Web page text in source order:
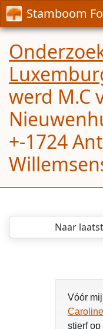
Stamboom
werd M.C
+-1724
Naar
Vóór
stierf op